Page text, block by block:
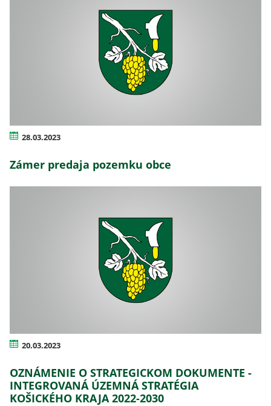
28.03.2023
Zámer predaja pozemku obce
20.03.2023
OZNÁMENIE O STRATEGICKOM DOKUMENTE -
INTEGROVANÁ ÚZEMNÁ STRATÉGIA
KOŠICKÉHO KRAJA 2022-2030